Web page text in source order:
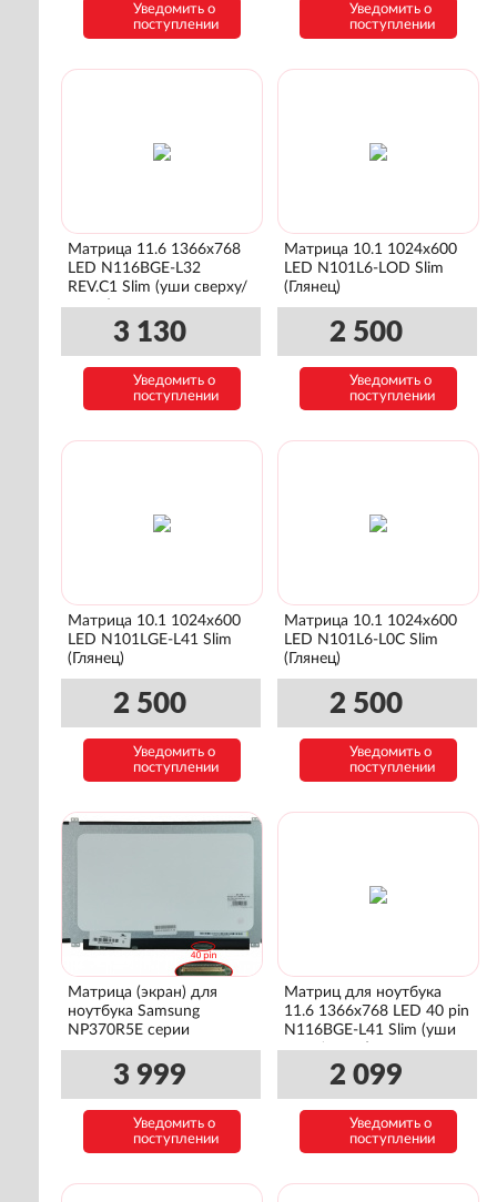
Уведомить о
поступлении
Уведомить о
поступлении
Матрица 11.6 1366x768
LED N116BGE-L32
REV.C1 Slim (уши сверху/
снизу)
3 130
Уведомить о
поступлении
Матрица 10.1 1024x600
LED N101L6-LOD Slim
(Глянец)
2 500
Уведомить о
поступлении
Матрица 10.1 1024x600
LED N101LGE-L41 Slim
(Глянец)
2 500
Уведомить о
поступлении
Матрица 10.1 1024x600
LED N101L6-L0C Slim
(Глянец)
2 500
Уведомить о
поступлении
Матрица (экран) для
ноутбука Samsung
NP370R5E серии
3 999
Уведомить о
поступлении
Матриц для ноутбука
11.6 1366x768 LED 40 pin
N116BGE-L41 Slim (уши
лево/право)
2 099
Уведомить о
поступлении